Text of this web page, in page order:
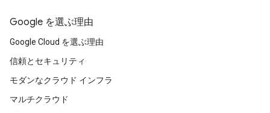
Google を選ぶ理由
Google Cloud を選ぶ理由
信頼とセキュリティ
モダンなクラウド インフラ
マルチクラウド